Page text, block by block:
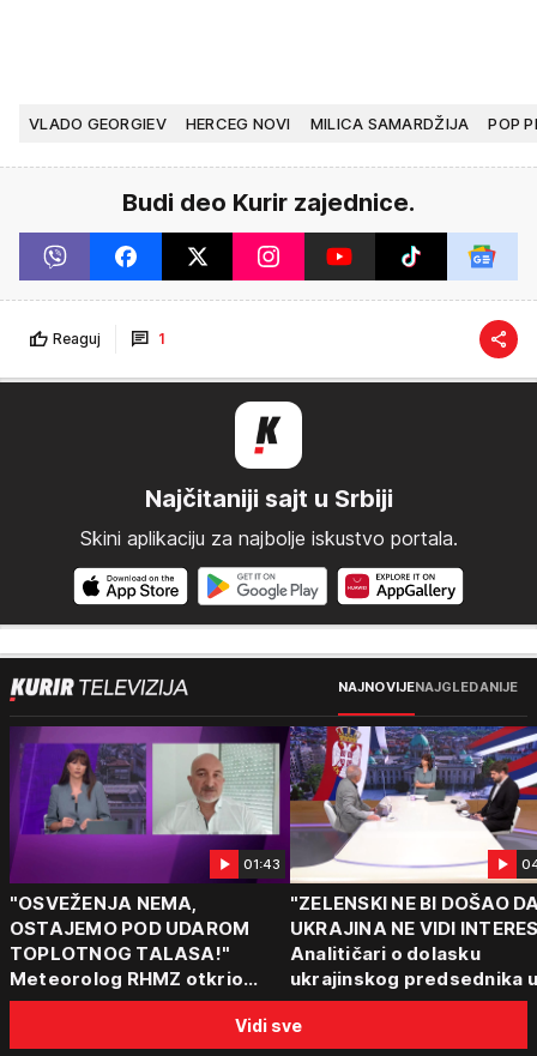
VLADO GEORGIEV HERCEG NOVI MILICA SAMARDŽIJA POP
Budi deo Kurir zajednice.
Reaguj 1
Najčitaniji sajt u Srbiji
Skini aplikaciju za najbolje iskustvo portala.
NAJNOVIJENAJGLEDANIJE
01:43
"OSVEŽENJA NEMA,
OSTAJEMO POD UDAROM
TOPLOTNOG TALASA!"
Meteorolog RHMZ otkrio
kakvo vreme nas čeka do
"ZELENSKI NE BI DOŠAO
UKRAJINA NE VIDI
Analitičari o dolasku
ukrajinskog predsednika u
Beograd: "Srbija može da
razgovara sa svima"
Vidi sve